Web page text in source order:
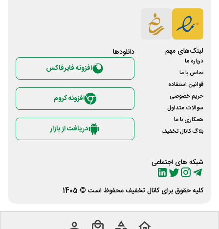
لینک‌های مهم
درباره ما
تماس با ما
قوانین استفاده
حریم خصوصی
سوالات متداول
همکاری با ما
بلاگ کانال تخفیف
شبکه های اجتماعی
دانلود‌ها
افزونه فایرفاکس
افزونه کروم
دریافت از بازار
کلیه حقوق برای کانال تخفیفمحفوظ است © 1405